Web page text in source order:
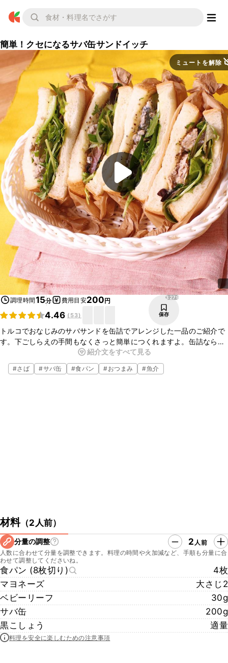
簡単！クセになるサバ缶サンドイッチ
ミュートを解除
調理時間15分 費用目安200円
4.46 ( 53)
3279
保存
トルコでおなじみのサバサンドを缶詰でアレンジした一品のご紹介で
す。下ごしらえの手間もなくさっと簡単につくれますよ。缶詰ならサ
バに味つけもいらないのも嬉しいポイントです。黒こしょうがピリッ
と効いたおいしいサンドイッチですよ。ぜひ試してみてくださいね。
紹介文をすべて見る
#さば #サバ缶 #食パン #おつまみ #魚介
材料（2人前）
分量の調整 2 人前
人数に合わせて分量を調整できます。料理の時間や火加減など、手順も分量に合
わせて調整してくださいね。
食パン (8枚切り)
4枚
マヨネーズ
大さじ2
ベビーリーフ
30g
サバ缶
200g
黒こしょう
適量
料理を安全に楽しむための注意事項